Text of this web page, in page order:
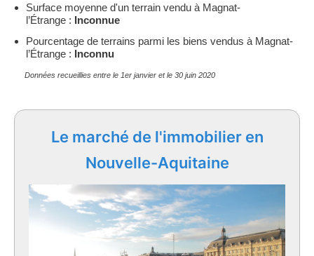
Surface moyenne d'un terrain vendu à Magnat-
l’Étrange : Inconnue
Pourcentage de terrains parmi les biens vendus à Magnat-
l’Étrange : Inconnu
Données recueillies entre le 1er janvier et le 30 juin 2020
Le marché de l'immobilier en
Nouvelle-Aquitaine